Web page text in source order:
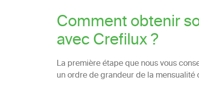
Comment obtenir
avec Crefilux ?
La première étape que nous vous
un ordre de grandeur de la